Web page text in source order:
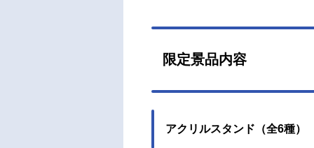
限定景品内容
アクリルスタンド（全6種）